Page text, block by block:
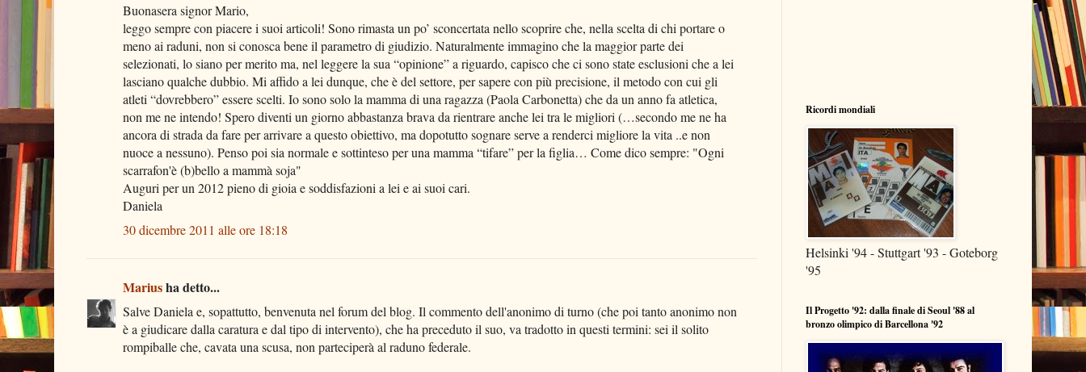
Buonasera signor Mario,
leggo sempre con piacere i suoi articoli! Sono rimasta un po’ sconcertata nello scoprire che, nella scelta di chi portare o
meno ai raduni, non si conosca bene il parametro di giudizio. Naturalmente immagino che la maggior parte dei
selezionati, lo siano per merito ma, nel leggere la sua “opinione” a riguardo, capisco che ci sono state esclusioni che a lei
lasciano qualche dubbio. Mi affido a lei dunque, che è del settore, per sapere con più precisione, il metodo con cui gli
atleti “dovrebbero” essere scelti. Io sono solo la mamma di una ragazza (Paola Carbonetta) che da un anno fa atletica,
non me ne intendo! Spero diventi un giorno abbastanza brava da rientrare anche lei tra le migliori (…secondo me ne ha
ancora di strada da fare per arrivare a questo obiettivo, ma dopotutto sognare serve a renderci migliore la vita ..e non
nuoce a nessuno). Penso poi sia normale e sottinteso per una mamma “tifare” per la figlia… Come dico sempre: "Ogni
scarrafon'è (b)bello a mammà soja"
Auguri per un 2012 pieno di gioia e soddisfazioni a lei e ai suoi cari.
Daniela
30 dicembre 2011 alle ore 18:18
Mariusha detto...
Salve Daniela e, sopattutto, benvenuta nel forum del blog. Il commento dell'anonimo di turno (che poi tanto anonimo non
è a giudicare dalla caratura e dal tipo di intervento), che ha preceduto il suo, va tradotto in questi termini: sei il solito
rompiballe che, cavata una scusa, non parteciperà al raduno federale.
Ricordi mondiali
Helsinki '94 - Stuttgart '93 - Goteborg
'95
Il Progetto '92: dalla finale di Seoul '88 al
bronzo olimpico di Barcellona '92